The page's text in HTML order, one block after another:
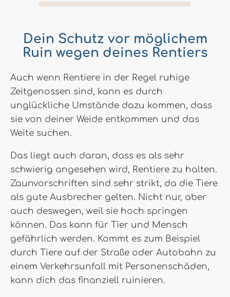
Dein Schutz vor möglichem
Ruin wegen deines Rentiers
Auch wenn Rentiere in der Regel ruhige
Zeitgenossen sind, kann es durch
unglückliche Umstände dazu kommen, dass
sie von deiner Weide entkommen und das
Weite suchen.
Das liegt auch daran, dass es als sehr
schwierig angesehen wird, Rentiere zu halten.
Zaunvorschriften sind sehr strikt, da die Tiere
als gute Ausbrecher gelten. Nicht nur, aber
auch deswegen, weil sie hoch springen
können. Das kann für Tier und Mensch
gefährlich werden. Kommt es zum Beispiel
durch Tiere auf der Straße oder Autobahn zu
einem Verkehrsunfall mit Personenschäden,
kann dich das finanziell ruinieren.